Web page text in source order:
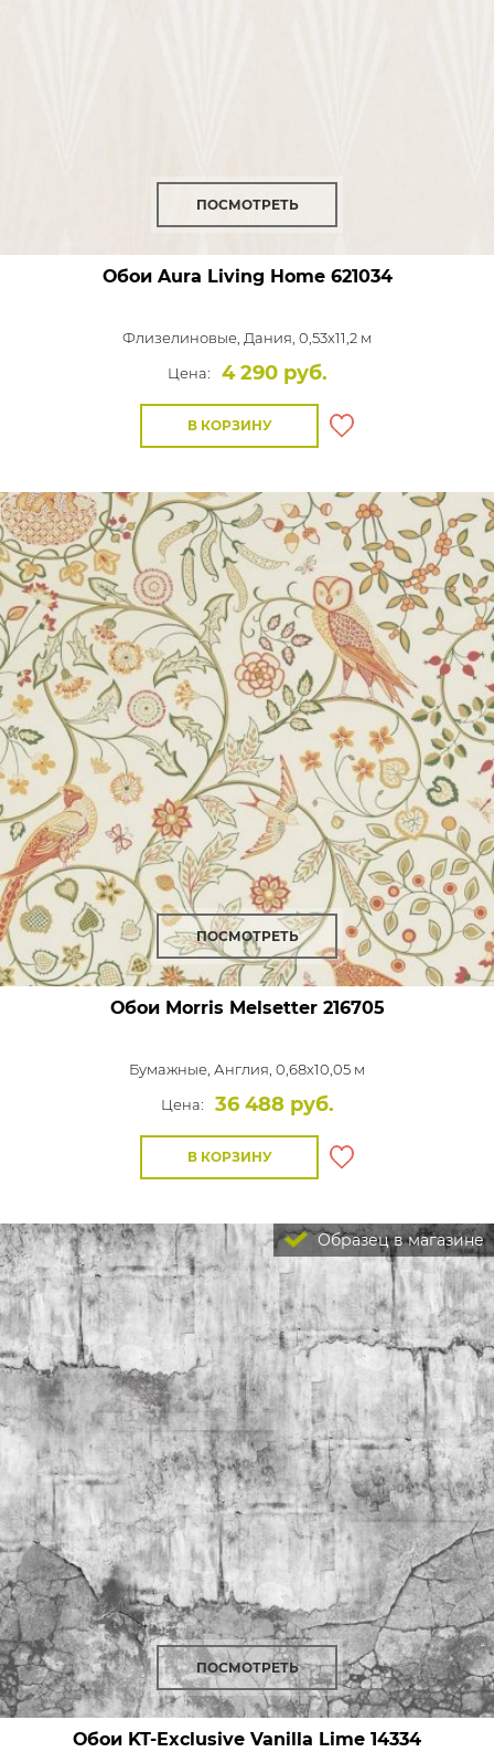
ПОСМОТРЕТЬ
Обои Aura Living Home621034
Флизелиновые, Дания, 0,53x11,2 м
Цена:
4 290 руб.
В КОРЗИНУ
ПОСМОТРЕТЬ
Обои Morris Melsetter216705
Бумажные, Англия, 0,68x10,05 м
Цена:
36 488 руб.
В КОРЗИНУ
Образец в магазине
ПОСМОТРЕТЬ
Обои KT-Exclusive Vanilla Lime 14334